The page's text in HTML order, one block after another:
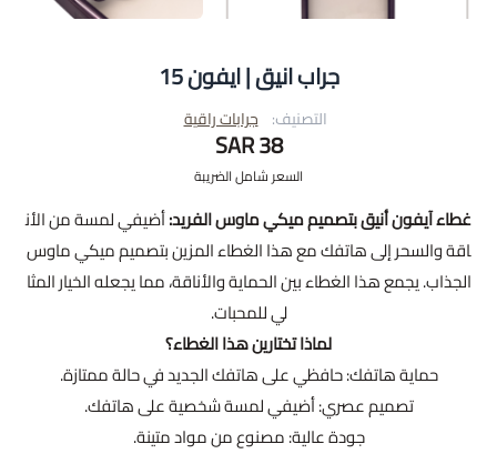
جراب انيق | ايفون 15
التصنيف: جرابات راقية
38 SAR
السعر شامل الضريبة
غطاء آيفون أنيق بتصميم ميكي ماوس الفريد:أضيفي لمسة من الأن
اقة والسحر إلى هاتفك مع هذا الغطاء المزين بتصميم ميكي ماوس
الجذاب. يجمع هذا الغطاء بين الحماية والأناقة، مما يجعله الخيار المثا
لي للمحبات.
لماذا تختارين هذا الغطاء؟
حماية هاتفك: حافظي على هاتفك الجديد في حالة ممتازة.
تصميم عصري: أضيفي لمسة شخصية على هاتفك.
جودة عالية: مصنوع من مواد متينة.